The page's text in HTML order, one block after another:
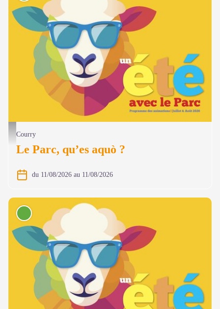
@ Olivier Prohin
Courry
Le Parc, qu’es aquò ?
du 11/08/2026 au 11/08/2026
Conférence